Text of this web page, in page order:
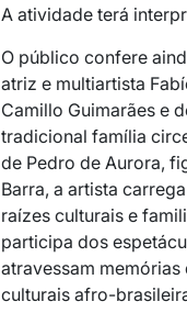
A atividade terá
O público confere
atriz e multiartista
Camillo Guimarães e
tradicional família
de Pedro de Aurora,
Barra, a artista
raízes culturais e
participa dos
atravessam
culturais afro-